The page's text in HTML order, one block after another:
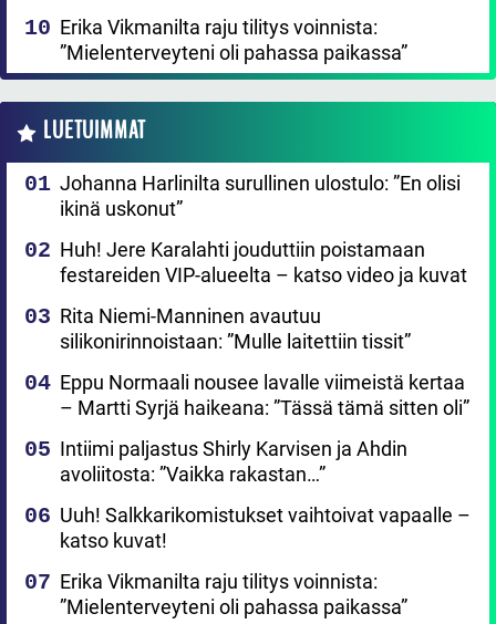
Erika Vikmanilta raju tilitys voinnista:
”Mielenterveyteni oli pahassa paikassa”
LUETUIMMAT
Johanna Harlinilta surullinen ulostulo: ”En olisi
ikinä uskonut”
Huh! Jere Karalahti jouduttiin poistamaan
festareiden VIP-alueelta – katso video ja kuvat
Rita Niemi-Manninen avautuu
silikonirinnoistaan: ”Mulle laitettiin tissit”
Eppu Normaali nousee lavalle viimeistä kertaa
– Martti Syrjä haikeana: ”Tässä tämä sitten oli”
Intiimi paljastus Shirly Karvisen ja Ahdin
avoliitosta: ”Vaikka rakastan…”
Uuh! Salkkarikomistukset vaihtoivat vapaalle –
katso kuvat!
Erika Vikmanilta raju tilitys voinnista:
”Mielenterveyteni oli pahassa paikassa”